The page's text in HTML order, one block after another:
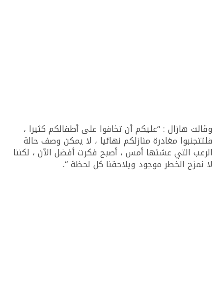
وقالت هازال : “عليكم أن تخافوا على أطفالكم كثيرا ،
فلتتجنبوا مغادرة منازلكم نهائيا ، لا يمكن وصف حالة
الرعب التي عشتها أمس ، أصبح فكرت أفضل الآن ، لكننا
لا نمزح الخطر موجود ويلاحقنا كل لحظة “.